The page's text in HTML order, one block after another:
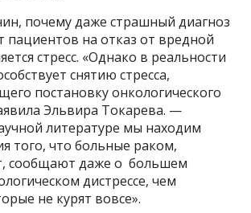
почему даже страшный диагноз
пациентов на отказ от вредной
стресс. «Однако в реальности
снятию стресса,
постановку онкологического
Эльвира Токарева. —
литературе мы находим
того, что больные раком,
сообщают даже о большем
дистрессе, чем
не курят вовсе».